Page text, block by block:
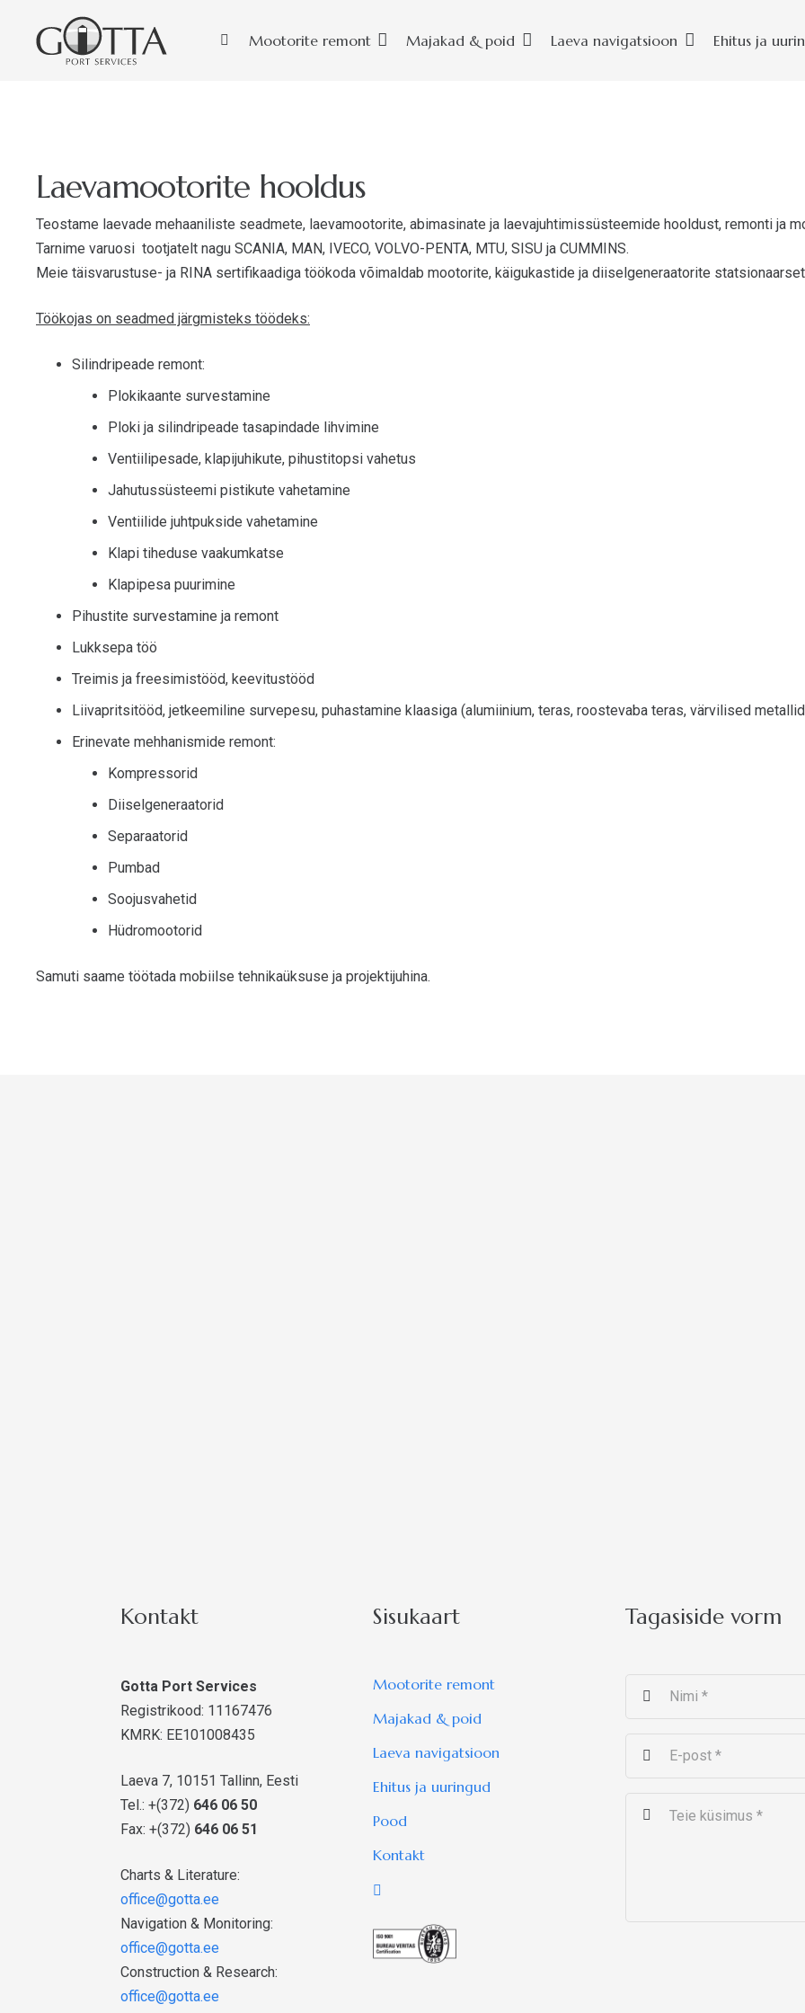
Mootorite remont Majakad & poid Laeva navigatsioon Ehitus ja
Laevamootorite hooldus
Teostame laevade mehaaniliste seadmete, laevamootorite, abimasinate ja laevajuhtimissüsteemide hooldust, remonti ja
Tarnime varuosi tootjatelt nagu SCANIA, MAN, IVECO, VOLVO-PENTA, MTU, SISU ja CUMMINS.
Meie täisvarustuse- ja RINA sertifikaadiga töökoda võimaldab mootorite, käigukastide ja diiselgeneraatorite
Töökojas on seadmed järgmisteks töödeks:
Silindripeade remont:
Plokikaante survestamine
Ploki ja silindripeade tasapindade lihvimine
Ventiilipesade, klapijuhikute, pihustitopsi vahetus
Jahutussüsteemi pistikute vahetamine
Ventiilide juhtpukside vahetamine
Klapi tiheduse vaakumkatse
Klapipesa puurimine
Pihustite survestamine ja remont
Lukksepa töö
Treimis ja freesimistööd, keevitustööd
Liivapritsitööd, jetkeemiline survepesu, puhastamine klaasiga (аlumiinium, teras, roostevaba teras, värvilised
Erinevate mehhanismide remont:
Kompressorid
Diiselgeneraatorid
Separaatorid
Pumbad
Soojusvahetid
Hüdromootorid
Samuti saame töötada mobiilse tehnikaüksuse ja projektijuhina.
Kontakt
Gotta Port Services
Registrikood: 11167476
KMRK: EE101008435
Laeva 7, 10151 Tallinn, Eesti
Tel.: +(372) 646 06 50
Fax: +(372) 646 06 51
Charts & Literature:
office@gotta.ee
Navigation & Monitoring:
office@gotta.ee
Construction & Research:
office@gotta.ee
Sisukaart
Mootorite remont
Majakad & poid
Laeva navigatsioon
Ehitus ja uuringud
Pood
Kontakt
Tagasiside vorm